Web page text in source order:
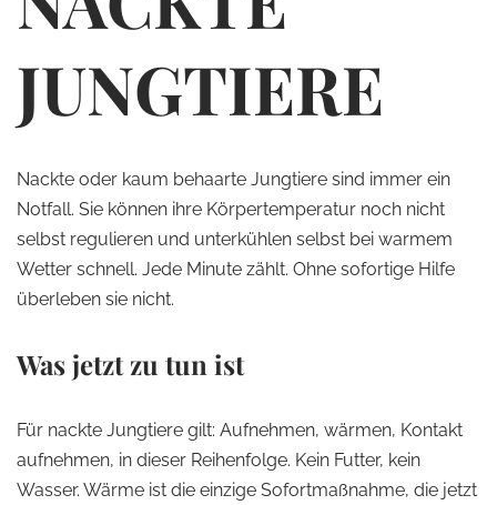
JUNGTIERE
Nackte oder kaum behaarte Jungtiere sind immer ein
Notfall. Sie können ihre Körpertemperatur noch nicht
selbst regulieren und unterkühlen selbst bei warmem
Wetter schnell. Jede Minute zählt. Ohne sofortige Hilfe
überleben sie nicht.
Was jetzt zu tun ist
Für nackte Jungtiere gilt: Aufnehmen, wärmen, Kontakt
aufnehmen, in dieser Reihenfolge. Kein Futter, kein
Wasser. Wärme ist die einzige Sofortmaßnahme, die jetzt